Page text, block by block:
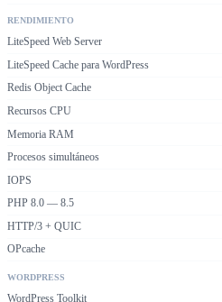
RENDIMIENTO
LiteSpeed Web Server
LiteSpeed Cache para WordPress
Redis Object Cache
Recursos CPU
Memoria RAM
Procesos simultáneos
IOPS
PHP 8.0 — 8.5
HTTP/3 + QUIC
OPcache
WORDPRESS
WordPress Toolkit